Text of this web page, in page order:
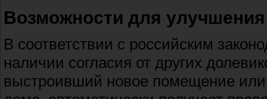
Возможности для
В соответствии с российским
наличии согласия от других
выстроивший новое помещение